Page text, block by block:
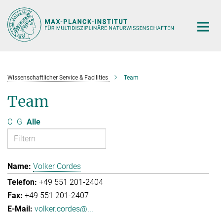
Hauptinhalt
Wissenschaftlicher Service & Facilities Team
Team
C G Alle
Volker Cordes
+49 551 201-2404
+49 551 201-2407
volker.cordes@...